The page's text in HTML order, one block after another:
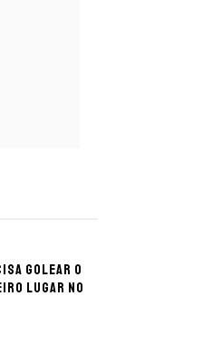
golear o
lugar no